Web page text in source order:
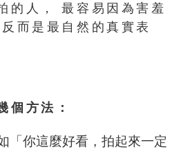
的人， 最容易因為害羞
而是最自然的真實表
個方法：
「你這麼好看，拍起來一定